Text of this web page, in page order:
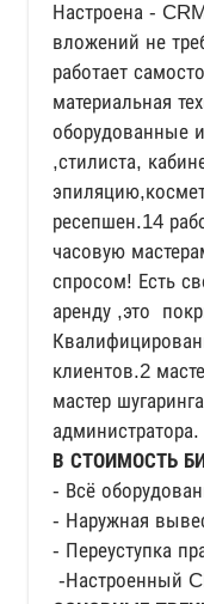
Настроена -
вложений не
работает
материальная
оборудованные
,стилиста,
ресепшен.14
часовую
спросом! Есть
аренду ,это
клиентов.2
мастер
администратора.
В СТОИМОСТЬ
- Всё
- Наружная
- Переуступка
-Настроенный